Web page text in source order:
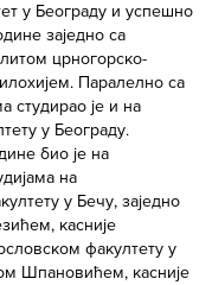
у Београду и успешно
заједно са
црногорско-
Паралелно са
студирао је и на
у Београду.
био је на
на
у Бечу, заједно
касније
факултету у
Шпановићем, касније